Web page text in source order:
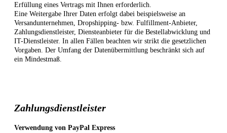
Erfüllung eines Vertrags mit Ihnen erforderlich.
Eine Weitergabe Ihrer Daten erfolgt dabei beispielsweise an
Versandunternehmen, Dropshipping- bzw. Fulfillment-Anbieter,
Zahlungsdienstleister, Diensteanbieter für die Bestellabwicklung und
IT-Dienstleister. In allen Fällen beachten wir strikt die gesetzlichen
Vorgaben. Der Umfang der Datenübermittlung beschränkt sich auf
ein Mindestmaß.
Zahlungsdienstleister
Verwendung von PayPal Express